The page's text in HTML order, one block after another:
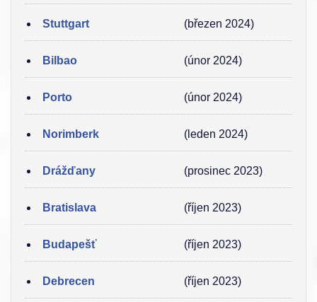
Stuttgart (březen 2024)
Bilbao (únor 2024)
Porto (únor 2024)
Norimberk (leden 2024)
Drážďany (prosinec 2023)
Bratislava (říjen 2023)
Budapešť (říjen 2023)
Debrecen (říjen 2023)